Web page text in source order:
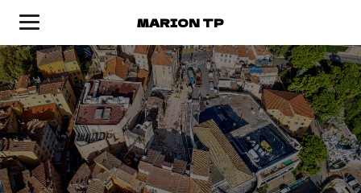
MARION TP